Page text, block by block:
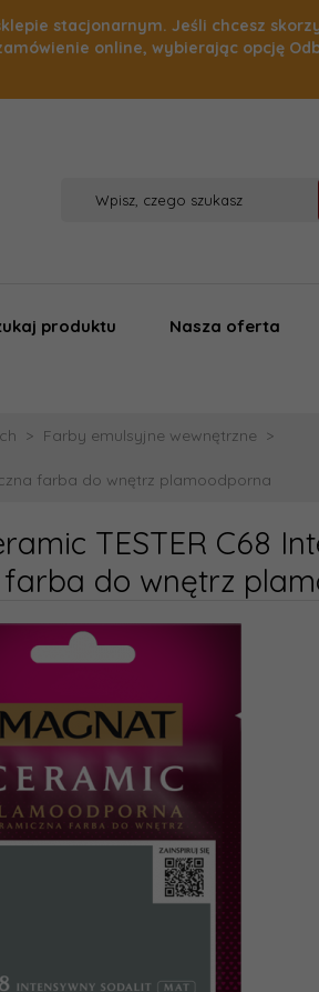
stacjonarnym. Jeśli chcesz
online, wybierając opcję
produktu Nasza oferta
Farby emulsyjne wewnętrzne
farba do wnętrz plamoodporna
TESTER C68
do wnętrz